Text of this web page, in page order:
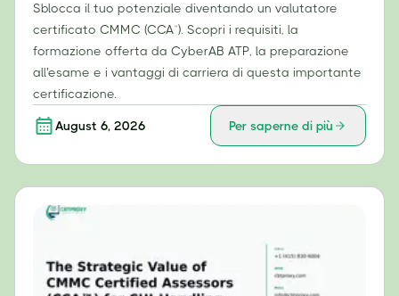
Sblocca il tuo potenziale diventando un valutatore
certificato CMMC (CCA™). Scopri i requisiti, la
formazione offerta da CyberAB ATP, la preparazione
all'esame e i vantaggi di carriera di questa importante
certificazione.
August 6, 2026 Per saperne di più